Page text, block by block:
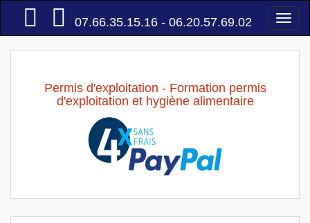
Accueil
07.66.35.15.16 - 06.20.57.69.02
Permis d'exploitation - Formation permis
d'exploitation et hygiène alimentaire